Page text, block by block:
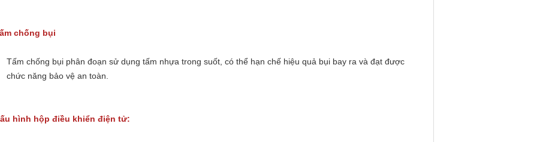
chống bụi
Tấm chống bụi phân đoạn sử dụng tấm nhựa trong suốt, có thể hạn chế hiệu quả bụi bay ra và đạt được
chức năng bảo vệ an toàn.
hình hộp điều khiển điện tử: